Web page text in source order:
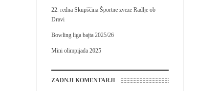
22. redna Skupščina Športne zveze Radlje ob
Dravi
Bowling liga bajta 2025/26
Mini olimpijada 2025
ZADNJI KOMENTARJI